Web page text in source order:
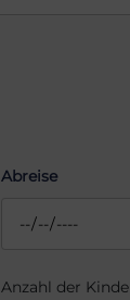
Abreise
Anzahl der